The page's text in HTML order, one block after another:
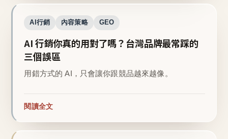
AI行銷 內容策略 GEO
AI 行銷你真的用對了嗎？台灣品牌最常踩的
三個誤區
用錯方式的 AI，只會讓你跟競品越來越像。
閱讀全文